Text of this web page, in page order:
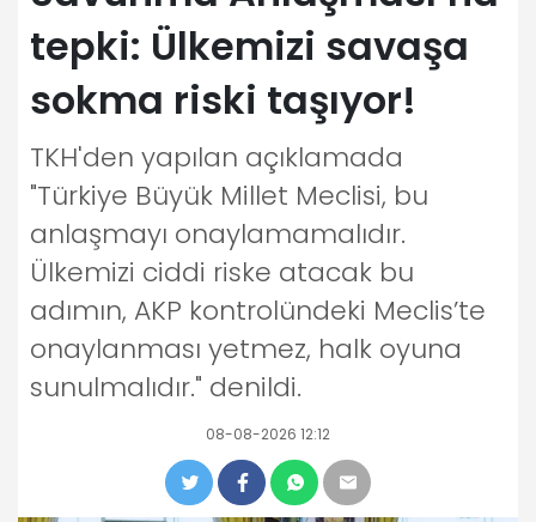
tepki: Ülkemizi savaşa
sokma riski taşıyor!
TKH'den yapılan açıklamada
"Türkiye Büyük Millet Meclisi, bu
anlaşmayı onaylamamalıdır.
Ülkemizi ciddi riske atacak bu
adımın, AKP kontrolündeki Meclis’te
onaylanması yetmez, halk oyuna
sunulmalıdır." denildi.
08-08-2026 12:12